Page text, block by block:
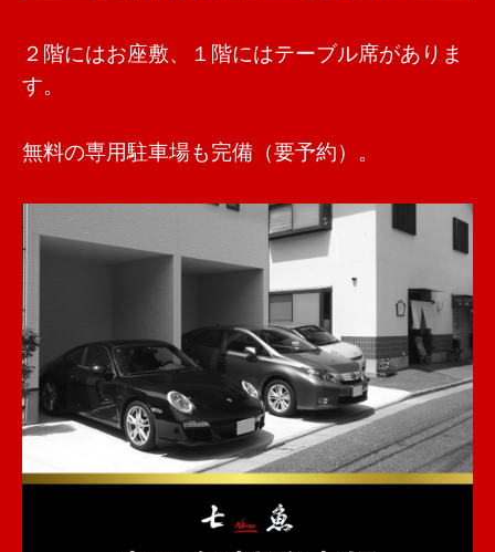
２階にはお座敷、１階にはテーブル席がありま
す。
無料の専用駐車場も完備（要予約）。